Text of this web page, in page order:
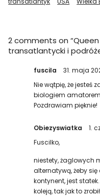
2 comments on “
transatlantycki i
fuscila
31. maja
Nie wątpię, że jesteś
biologiem
Pozdrawiam pięknie!
Obiezyswiatka
1.
Fuscilko,
niestety, żaglowych
alternatywą, żeby
kontynent, jest
koleją, tak jak to